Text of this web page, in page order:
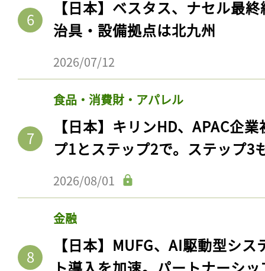
【日本】ベスタス、ナセル最
治具・設備拠点は北九州
2026/07/12
食品・消費財・アパレル
【日本】キリンHD、APAC企
プ1とステップ2で。ステップ3
2026/08/01
金融
【日本】MUFG、AI駆動型シ